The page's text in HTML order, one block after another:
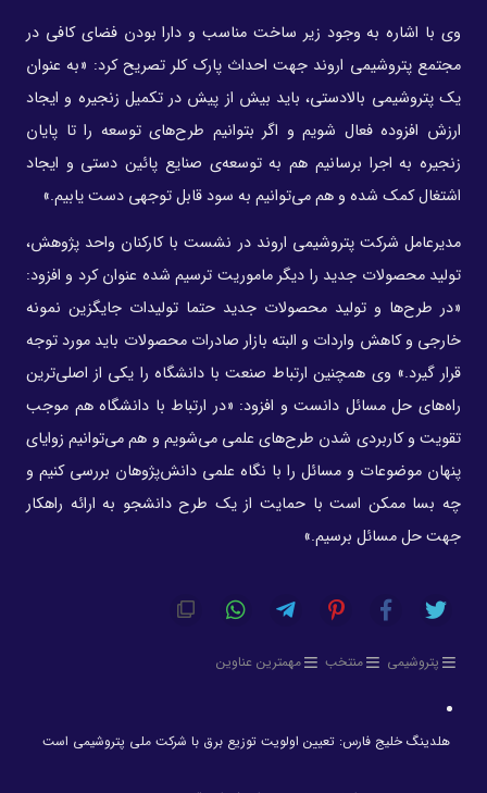
وی با اشاره به وجود زیر ساخت مناسب و دارا بودن فضای کافی در
مجتمع پتروشیمی اروند جهت احداث پارک کلر تصریح کرد: «به عنوان
یک پتروشیمی بالادستی، باید بیش از پیش در تکمیل زنجیره و ایجاد
ارزش افزوده فعال شویم و اگر بتوانیم طرح‌های توسعه را تا پایان
زنجیره به اجرا برسانیم هم به توسعه‌ی صنایع پائین دستی و ایجاد
اشتغال کمک شده و هم می‌توانیم به سود قابل توجهی دست یابیم.»
مدیرعامل شرکت پتروشیمی اروند در نشست با کارکنان واحد پژوهش،
تولید محصولات جدید را دیگر ماموریت ترسیم شده عنوان کرد و افزود:
«در طرح‌ها و تولید محصولات جدید حتما تولیدات جایگزین نمونه
خارجی و کاهش واردات و البته بازار صادرات محصولات باید مورد توجه
قرار گیرد.» وی همچنین ارتباط صنعت با دانشگاه را یکی از اصلی‌ترین
راه‌های حل مسائل دانست و افزود: «در ارتباط با دانشگاه هم موجب
تقویت و کاربردی شدن طرح‌های علمی می‌شویم و هم می‌توانیم زوایای
پنهان موضوعات و مسائل را با نگاه علمی دانش‌پژوهان بررسی کنیم و
چه بسا ممکن است با حمایت از یک طرح دانشجو به ارائه راهکار
جهت حل مسائل برسیم.»
پتروشیمی منتخب مهمترین عناوین
هلدینگ خلیج فارس: تعیین اولویت توزیع برق با شرکت ملی پتروشیمی است